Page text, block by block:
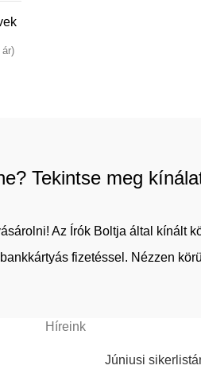
ár)
Tekintse meg
Az Írók Boltja által kínált
fizetéssel. Nézzen
Híreink
Júniusi